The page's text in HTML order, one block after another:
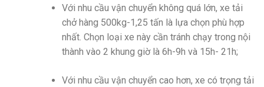
Với nhu cầu vận chuyển không quá lớn, xe tải
chở hàng 500kg-1,25 tấn là lựa chọn phù hợp
nhất. Chọn loại xe này cần tránh chạy trong nội
thành vào 2 khung giờ là 6h-9h và 15h- 21h;
Với nhu cầu vận chuyển cao hơn, xe có trọng tải